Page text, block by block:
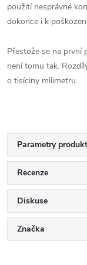
použití nesprávné
dokonce i k
Přestože se na první
není tomu tak.
o tisíciny milimetru.
Parametry
Recenze
Diskuse
Značka